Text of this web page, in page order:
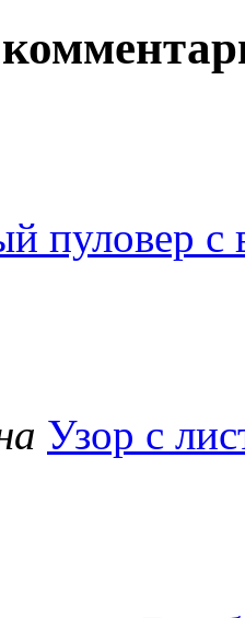
пуловер с
Узор с